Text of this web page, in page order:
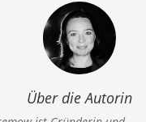
Über die Autorin